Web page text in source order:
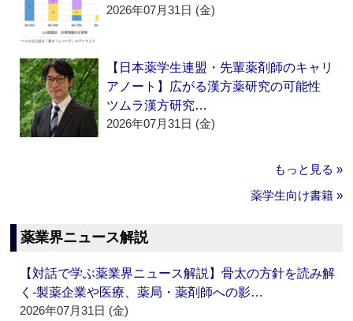
2026年07月31日 (金)
【日本薬学生連盟・先輩薬剤師のキャリ
アノート】広がる漢方薬研究の可能性
ツムラ漢方研究…
2026年07月31日 (金)
もっと見る »
薬学生向け書籍 »
薬業界ニュース解説
【対話で学ぶ薬業界ニュース解説】骨太の方針を読み解
く‐製薬企業や医療、薬局・薬剤師への影…
2026年07月31日 (金)